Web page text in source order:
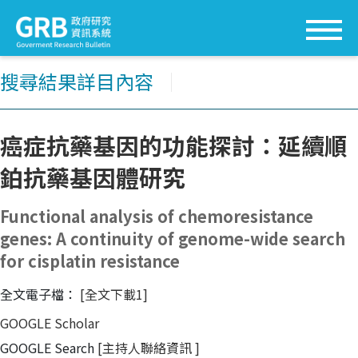
搜尋結果詳目內容
癌症抗藥基因的功能探討：延續順
鉑抗藥基因體研究
Functional analysis of chemoresistance
genes: A continuity of genome-wide search
for cisplatin resistance
全文電子檔： [全文下載1]
GOOGLE Scholar
GOOGLE Search [主持人聯絡資訊]